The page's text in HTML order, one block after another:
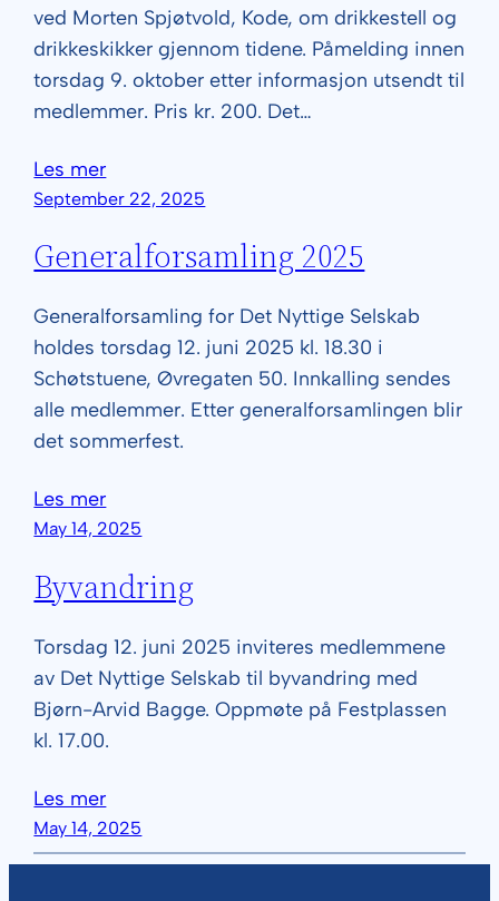
ved Morten Spjøtvold, Kode, om drikkestell og
drikkeskikker gjennom tidene. Påmelding innen
torsdag 9. oktober etter informasjon utsendt til
medlemmer. Pris kr. 200. Det…
Les mer
September 22, 2025
Generalforsamling 2025
Generalforsamling for Det Nyttige Selskab
holdes torsdag 12. juni 2025 kl. 18.30 i
Schøtstuene, Øvregaten 50. Innkalling sendes
alle medlemmer. Etter generalforsamlingen blir
det sommerfest.
Les mer
May 14, 2025
Byvandring
Torsdag 12. juni 2025 inviteres medlemmene
av Det Nyttige Selskab til byvandring med
Bjørn-Arvid Bagge. Oppmøte på Festplassen
kl. 17.00.
Les mer
May 14, 2025